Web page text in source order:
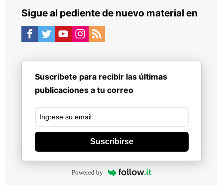
Sigue al pediente de nuevo material en
Suscribete para recibir las últimas
publicaciones a tu correo
Suscribirse
Powered by